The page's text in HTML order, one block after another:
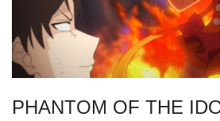
PHANTOM OF THE